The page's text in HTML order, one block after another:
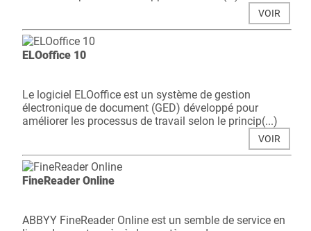
VOIR
ELOoffice 10
Le logiciel ELOoffice est un système de gestion
électronique de document (GED) développé pour
améliorer les processus de travail selon le princip(...)
VOIR
FineReader Online
ABBYY FineReader Online est un semble de service en